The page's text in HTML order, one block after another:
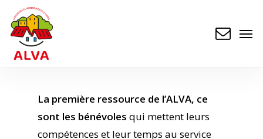
Skip
main
content
La première ressource de l’ALVA, ce
sont les bénévoles qui mettent leurs
compétences et leur temps au service